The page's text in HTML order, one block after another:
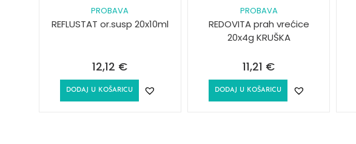
PROBAVA
REFLUSTAT or.susp 20x10ml
12,12 €
DODAJ U KOŠARICU
PROBAVA
REDOVITA prah vrećice
20x4g KRUŠKA
11,21 €
DODAJ U KOŠARICU